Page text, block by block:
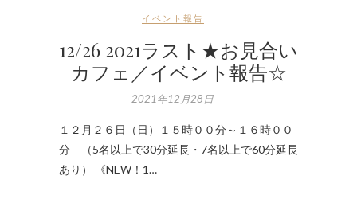
イベント報告
12/26 2021ラスト★お見合い
カフェ／イベント報告☆
2021年12月28日
１２月２６日（日）１５時００分～１６時００
分 （5名以上で30分延長・7名以上で60分延長
あり） 《NEW！1…